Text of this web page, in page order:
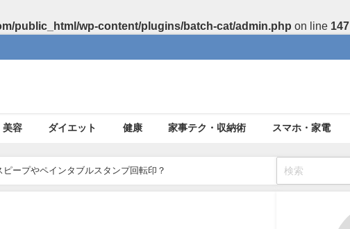
public_html/wp-content/plugins/batch-cat/admin.php on line 147
美容 ダイエット 健康 家事テク・収納術 スマホ・家電
ープやペインタブルスタンプ回転印？